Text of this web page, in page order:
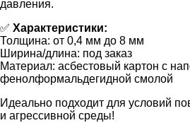
давления.
✅ Характеристики:
Толщина: от 0,4 мм до 8 мм
Ширина/длина: под заказ
Материал: асбестовый картон с
фенолформальдегидной смолой
Идеально подходит для условий
и агрессивной среды!